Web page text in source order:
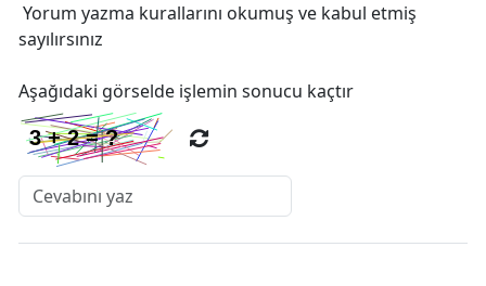
Yorum yazma kurallarını okumuş ve kabul etmiş
sayılırsınız
Aşağıdaki görselde işlemin sonucu kaçtır